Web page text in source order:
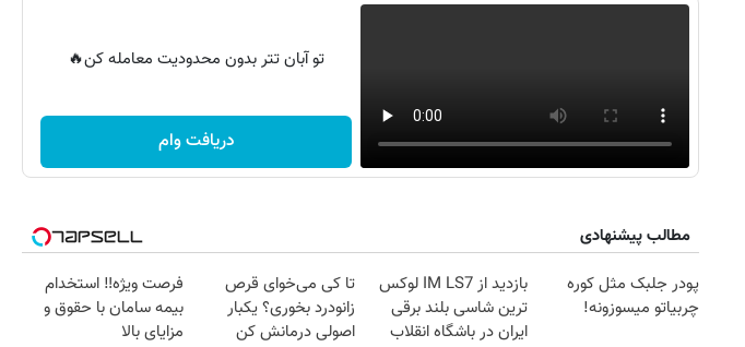
تو آبان تتر بدون محدودیت معامله کن🔥
دریافت وام
مطالب پیشنهادی
پودر جلبک مثل کوره
چربیاتو میسوزونه!
بازدید از IM LS7 لوکس
ترین شاسی بلند برقی
ایران در باشگاه انقلاب
تا کی می‌خوای قرص
زانودرد بخوری؟ یکبار
اصولی درمانش کن
فرصت ویژه‼️ استخدام
بیمه سامان با حقوق و
مزایای بالا
روزنامه‌های ورزشی پنج‌شنبه ۱۵ مرداد ۱۴۰۵ روزنامه‌های اقتصادی پنج‌شنبه ۱۵ مرداد ۱۴۰۵